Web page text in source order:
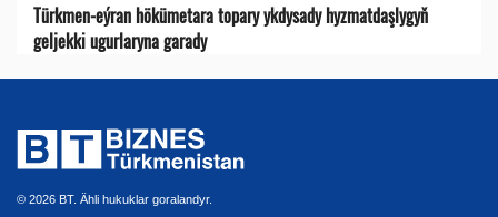
Türkmen-eýran hökümetara topary ykdysady hyzmatdaşlygyň
geljekki ugurlaryna garady
© 2026 BT. Ähli hukuklar goralandyr.